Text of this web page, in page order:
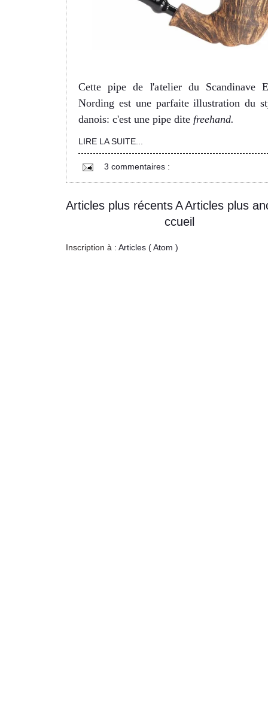
Cette pipe de l'atelier du Scandinave
Nording est une parfaite illustration du
danois: c'est une pipe dite freehand.
LIRE LA SUITE...
3 commentaires :
Articles plus récents Articles plus
A
ccueil
Inscription à : Articles ( Atom )